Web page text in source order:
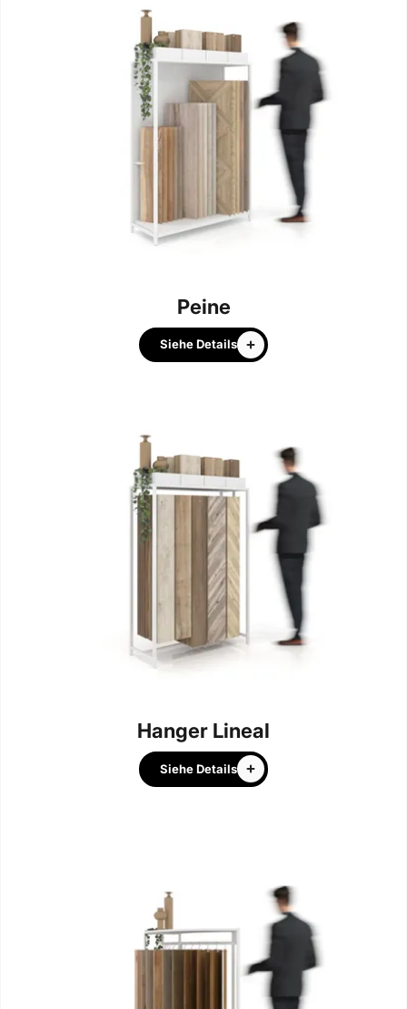
Peine
Siehe Details
Hanger Lineal
Siehe Details